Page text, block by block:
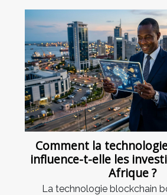
Comment la
influence-t-elle les
Afrique ?
La technologie blockchain